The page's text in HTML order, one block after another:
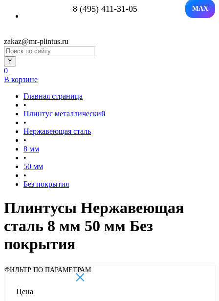
8 (495) 411-31-05 MAX
zakaz@mr-plintus.ru
0
В корзине
Главная страница
•
Плинтус металлический
•
Нержавеющая сталь
•
8 мм
•
50 мм
•
Без покрытия
Плинтусы Нержавеющая
сталь 8 мм 50 мм Без
покрытия
ФИЛЬТР ПО ПАРАМЕТРАМ
×
Цена